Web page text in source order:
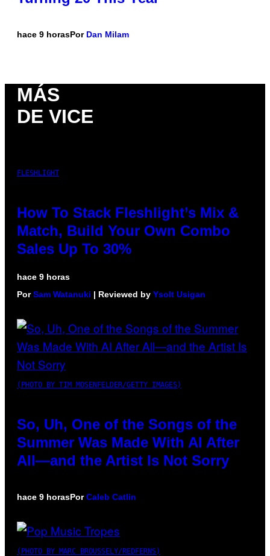
hace 9 horasPor Dan Milam
MÁS
DE VICE
FLESHLIGHT
How To Stack Fleshlight’s Mix &
Match, Build Your Own Combo
Sales Up To 30%
hace 9 horas
PorSam Watanuki | Reviewed by Ysolt Usigan
(PHOTO BY TIM MOSENFELDER/GETTY IMAGES)
So, Uh, One of the Songs of the
Summer Was Made With AI After
All—and the Artist Is Not Sorry
hace 9 horasPorCaleb Catlin
(PHOTO BY MARC BROUSSELY/REDFERNS)